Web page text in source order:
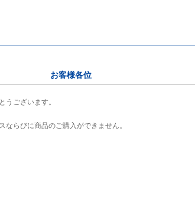
お客様各位
うございます。
らびに商品のご購入ができません。